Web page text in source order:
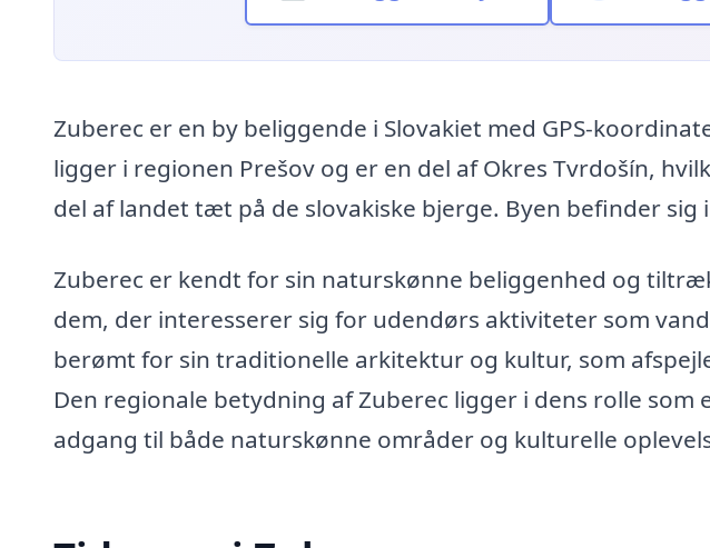
Zuberec er en by beliggende i Slovakiet med GPS-
ligger i regionen Prešov og er en del af Okres Tvrdošín,
del af landet tæt på de slovakiske bjerge. Byen befinder sig
Zuberec er kendt for sin naturskønne beliggenhed og
dem, der interesserer sig for udendørs aktiviteter som
berømt for sin traditionelle arkitektur og kultur, som
Den regionale betydning af Zuberec ligger i dens rolle
adgang til både naturskønne områder og kulturelle